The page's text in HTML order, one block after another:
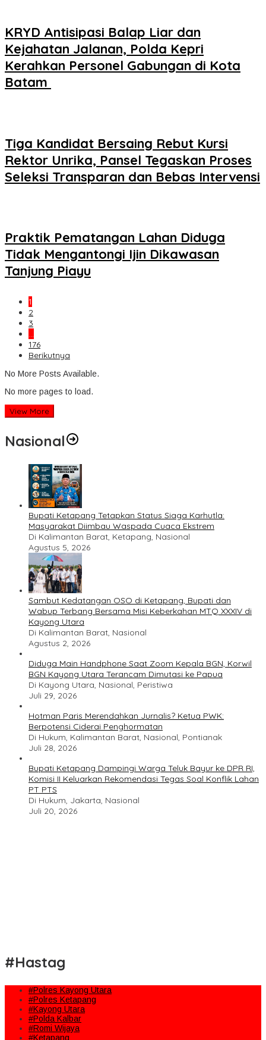
KRYD Antisipasi Balap Liar dan
Kejahatan Jalanan, Polda Kepri
Kerahkan Personel Gabungan di Kota
Batam ‎
Tiga Kandidat Bersaing Rebut Kursi
Rektor Unrika, Pansel Tegaskan Proses
Seleksi Transparan dan Bebas Intervensi
Praktik Pematangan Lahan Diduga
Tidak Mengantongi Ijin Dikawasan
Tanjung Piayu
1
2
3
…
176
Berikutnya
No More Posts Available.
No more pages to load.
View More
Nasional
Bupati Ketapang Tetapkan Status Siaga Karhutla:
Masyarakat Diimbau Waspada Cuaca Ekstrem
Di Kalimantan Barat, Ketapang, Nasional
Agustus 5, 2026
Sambut Kedatangan OSO di Ketapang, Bupati dan
Wabup Terbang Bersama Misi Keberkahan MTQ XXXIV di
Kayong Utara
Di Kalimantan Barat, Nasional
Agustus 2, 2026
Diduga Main Handphone Saat Zoom Kepala BGN, Korwil
BGN Kayong Utara Terancam Dimutasi ke Papua
Di Kayong Utara, Nasional, Peristiwa
Juli 29, 2026
Hotman Paris Merendahkan Jurnalis? Ketua PWK:
Berpotensi Ciderai Penghormatan
Di Hukum, Kalimantan Barat, Nasional, Pontianak
Juli 28, 2026
Bupati Ketapang Dampingi Warga Teluk Bayur ke DPR RI,
Komisi II Keluarkan Rekomendasi Tegas Soal Konflik Lahan
PT PTS
Di Hukum, Jakarta, Nasional
Juli 20, 2026
#Hastag
#Polres Kayong Utara
#Polres Ketapang
#Kayong Utara
#Polda Kalbar
#Romi Wijaya
#Ketapang